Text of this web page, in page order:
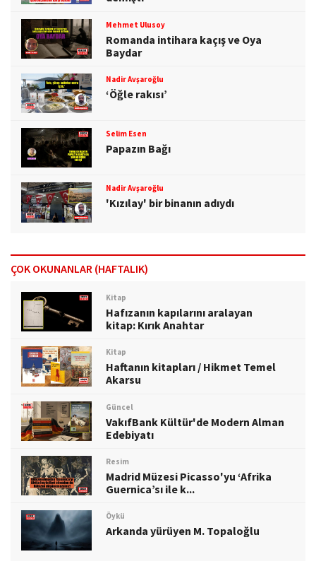
Mehmet Ulusoy
Romanda intihara kaçış ve Oya
Baydar
Nadir Avşaroğlu
‘Öğle rakısı’
Selim Esen
Papazın Bağı
Nadir Avşaroğlu
'Kızılay' bir binanın adıydı
ÇOK OKUNANLAR (HAFTALIK)
Kitap
Hafızanın kapılarını aralayan
kitap: Kırık Anahtar
Kitap
Haftanın kitapları / Hikmet Temel
Akarsu
Güncel
VakıfBank Kültür'de Modern Alman
Edebiyatı
Resim
Madrid Müzesi Picasso'yu ‘Afrika
Guernica’sı ile k...
Öykü
Arkanda yürüyen M. Topaloğlu